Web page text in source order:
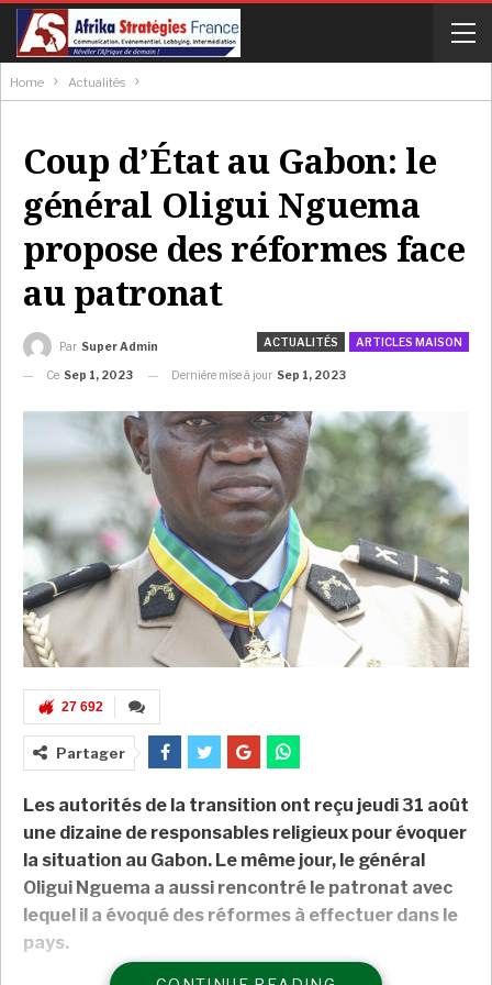
Home Actualités
Coup d’État au Gabon: le
général Oligui Nguema
propose des réformes face
au patronat
ACTUALITÉS ARTICLES MAISON
Par Super Admin
Ce Sep 1, 2023 Dernière mise à jour Sep 1, 2023
27 692
Partager
Les autorités de la transition ont reçu jeudi 31 août
une dizaine de responsables religieux pour évoquer
la situation au Gabon. Le même jour, le général
Oligui Nguema a aussi rencontré le patronat avec
lequel il a évoqué des réformes à effectuer dans le
pays.